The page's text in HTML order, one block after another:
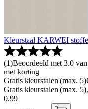
Kleurstaal KARWEI
(1)Beoordeeld met 3.0
met korting
Gratis kleurstalen (max. 5)
Gratis kleurstalen (max.
0.99